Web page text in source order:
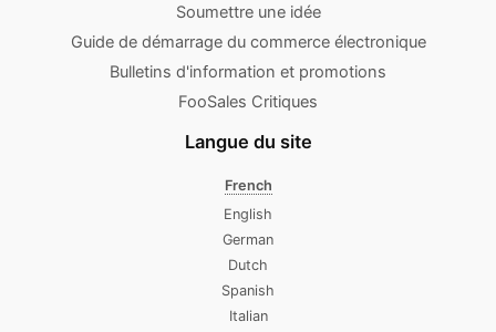
Soumettre une idée
Guide de démarrage du commerce électronique
Bulletins d'information et promotions
FooSales Critiques
Langue du site
French
English
German
Dutch
Spanish
Italian